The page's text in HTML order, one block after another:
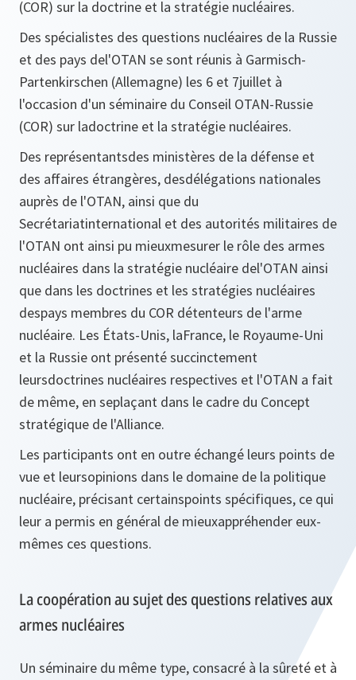
(COR) sur la doctrine et la stratégie nucléaires.
Des spécialistes des questions nucléaires de la Russie
et des pays del'OTAN se sont réunis à Garmisch-
Partenkirschen (Allemagne) les 6 et 7juillet à
l'occasion d'un séminaire du Conseil OTAN-Russie
(COR) sur ladoctrine et la stratégie nucléaires.
Des représentantsdes ministères de la défense et
des affaires étrangères, desdélégations nationales
auprès de l'OTAN, ainsi que du
Secrétariatinternational et des autorités militaires de
l'OTAN ont ainsi pu mieuxmesurer le rôle des armes
nucléaires dans la stratégie nucléaire del'OTAN ainsi
que dans les doctrines et les stratégies nucléaires
despays membres du COR détenteurs de l'arme
nucléaire. Les États-Unis, laFrance, le Royaume-Uni
et la Russie ont présenté succinctement
leursdoctrines nucléaires respectives et l'OTAN a fait
de même, en seplaçant dans le cadre du Concept
stratégique de l'Alliance.
Les participants ont en outre échangé leurs points de
vue et leursopinions dans le domaine de la politique
nucléaire, précisant certainspoints spécifiques, ce qui
leur a permis en général de mieuxappréhender eux-
mêmes ces questions.
La coopération au sujet des questions relatives aux
armes nucléaires
Un séminaire du même type, consacré à la sûreté et à